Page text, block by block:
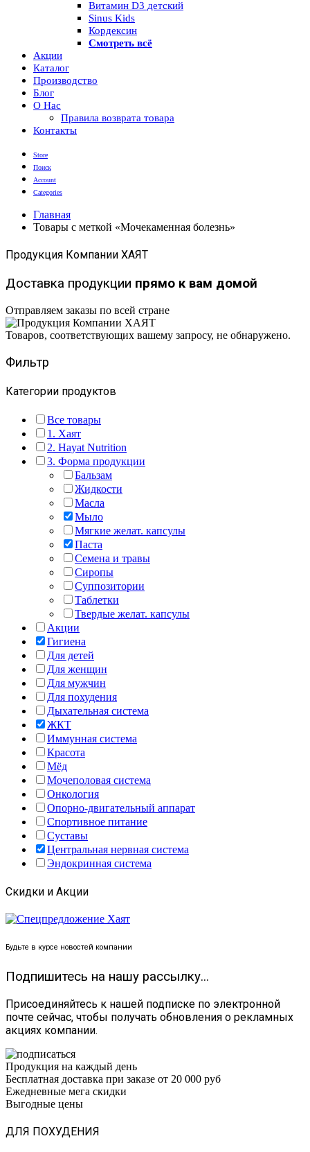
Витамин D3 детский
Sinus Kids
Кордексин
Смотреть всё
Акции
Каталог
Производство
Блог
О Нас
Правила возврата товара
Контакты
Store
Поиск
Account
Categories
Главная
Товары с меткой «Мочекаменная болезнь»
Продукция Компании ХАЯТ
Доставка продукции прямо к вам домой
Отправляем заказы по всей стране
Товаров, соответствующих вашему запросу, не обнаружено.
Фильтр
Категории продуктов
Все товары
1. Хаят
2. Hayat Nutrition
3. Форма продукции
Бальзам
Жидкости
Масла
Мыло
Мягкие желат. капсулы
Паста
Семена и травы
Сиропы
Суппозитории
Таблетки
Твердые желат. капсулы
Акции
Гигиена
Для детей
Для женщин
Для мужчин
Для похудения
Дыхательная система
ЖКТ
Иммунная система
Красота
Мёд
Мочеполовая система
Онкология
Опорно-двигательный аппарат
Спортивное питание
Суставы
Центральная нервная система
Эндокринная система
Скидки и Акции
Будьте в курсе новостей компании
Подпишитесь на нашу рассылку...
Присоединяйтесь к нашей подписке по электронной
почте сейчас, чтобы получать обновления о рекламных
акциях компании.
Продукция на каждый день
Бесплатная доставка при заказе от 20 000 руб
Ежедневные мега скидки
Выгодные цены
ДЛЯ ПОХУДЕНИЯ